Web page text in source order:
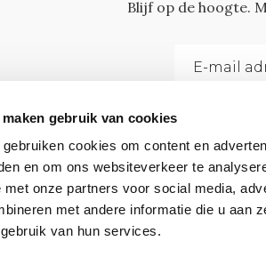
gebruik van cookies
gebruiken cookies om content en
en om ons websiteverkeer te
met onze partners voor social media,
met andere informatie die u aan
van hun services.
Blijf op de hoogte.